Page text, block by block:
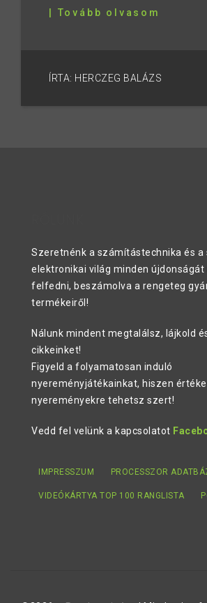
| Tovább olvasom
ÍRTA: HERCZEG BALÁZS
Szeretnénk a számítástechnika és
elektronikai világ minden újdonságát
felfedni, beszámolva a rengeteg
termékeiről!
Nálunk mindent megtalálsz, lájkold
cikkeinket!
Figyeld a folyamatosan induló
nyereményjátékainkat, hiszen
nyereményekre tehetsz szert!
Vedd fel velünk a kapcsolatot
IMPRESSZUM PROCESSZOR
VIDEÓKÁRTYA TOP 100 RANGLISTA